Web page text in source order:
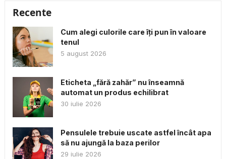
Recente
Cum alegi culorile care îți pun în valoare
tenul
5 august 2026
Eticheta „fără zahăr” nu înseamnă
automat un produs echilibrat
30 iulie 2026
Pensulele trebuie uscate astfel încât apa
să nu ajungă la baza perilor
29 iulie 2026